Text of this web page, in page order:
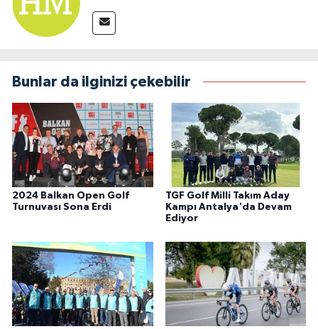
Bunlar da ilginizi çekebilir
2024 Balkan Open Golf
Turnuvası Sona Erdi
TGF Golf Milli Takım Aday
Kampı Antalya'da Devam
Ediyor